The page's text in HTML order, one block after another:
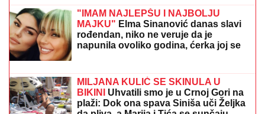
Tanasijević očajan zbog loše situacije
u Deliblatskoj peščari: "SVI SU
EVAKUISANI", otkrio koje informacije
ima